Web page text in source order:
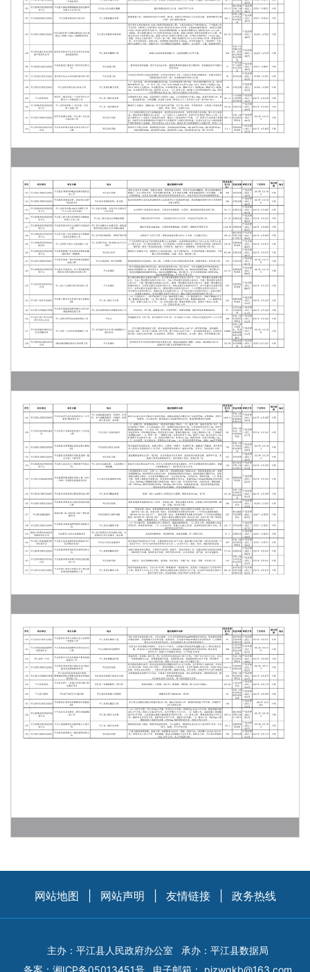
网站地图 网站声明 友情链接 政务热线
主办：平江县人民政府办公室
承办：平江县数据局
备案： 湘ICP备05013451号 电子邮箱： pjzwgkb@163.com